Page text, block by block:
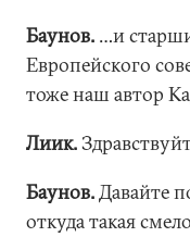
Баунов. …и
Европейского
тоже наш автор
Лиик.
Баунов.Давайте
откуда такая